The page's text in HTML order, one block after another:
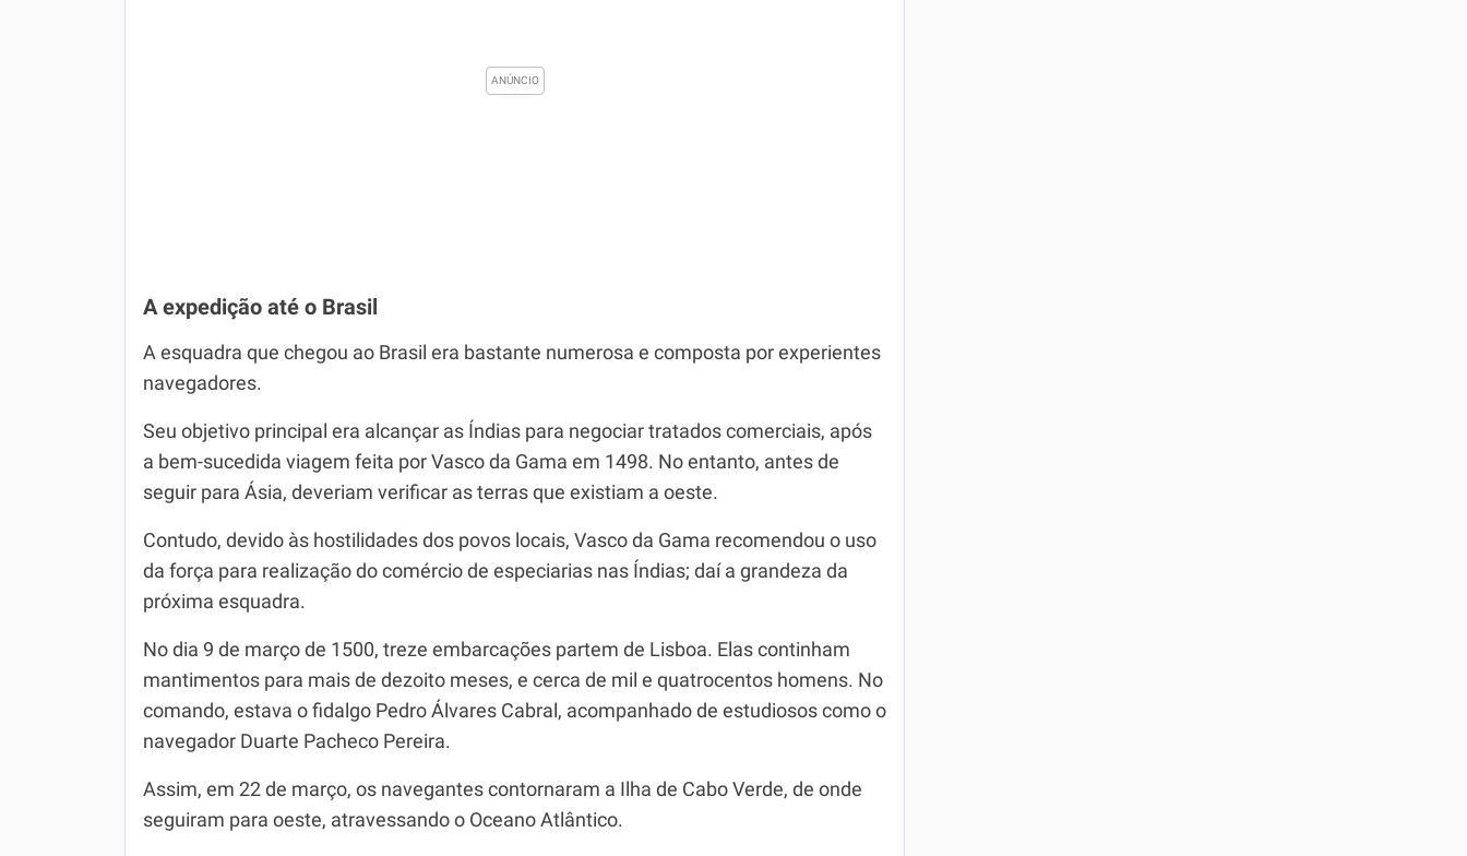
A expedição até o Brasil
A esquadra que chegou ao Brasil era bastante numerosa e composta por experientes
navegadores.
Seu objetivo principal era alcançar as Índias para negociar tratados comerciais, após
a bem-sucedida viagem feita por Vasco da Gama em 1498. No entanto, antes de
seguir para Ásia, deveriam verificar as terras que existiam a oeste.
Contudo, devido às hostilidades dos povos locais, Vasco da Gama recomendou o uso
da força para realização do comércio de especiarias nas Índias; daí a grandeza da
próxima esquadra.
No dia 9 de março de 1500, treze embarcações partem de Lisboa. Elas continham
mantimentos para mais de dezoito meses, e cerca de mil e quatrocentos homens. No
comando, estava o fidalgo Pedro Álvares Cabral, acompanhado de estudiosos como o
navegador Duarte Pacheco Pereira.
Assim, em 22 de março, os navegantes contornaram a Ilha de Cabo Verde, de onde
seguiram para oeste, atravessando o Oceano Atlântico.